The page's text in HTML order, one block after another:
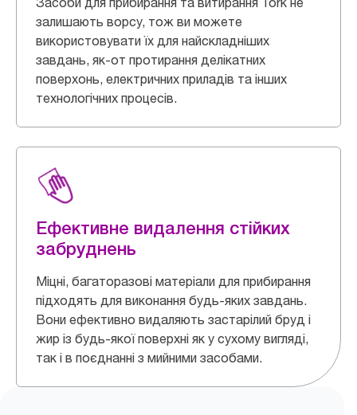
залишають ворсу, тож ви можете
використовувати їх для найскладніших
завдань, як-от протирання делікатних
поверхонь, електричних приладів та інших
технологічних процесів.
Ефективне видалення стійких
забруднень
Міцні, багаторазові матеріали для прибирання
підходять для виконання будь-яких завдань.
Вони ефективно видаляють застарілий бруд і
жир із будь-якої поверхні як у сухому вигляді,
так і в поєднанні з мийними засобами.